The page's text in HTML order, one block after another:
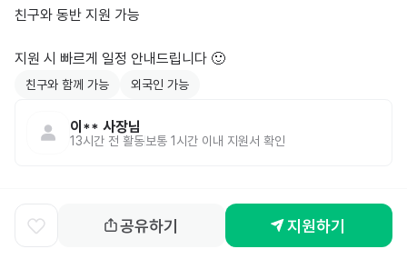
친구와 동반 지원 가능
지원 시 빠르게 일정 안내드립니다 🙂
친구와 함께 가능 외국인 가능
이** 사장님
13시간 전 활동 보통 1시간 이내 지원서 확인
공유하기 지원하기